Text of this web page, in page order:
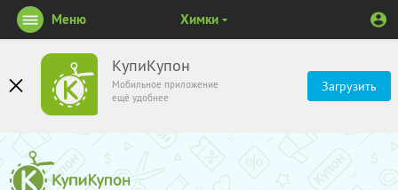
КупиКупон
Мобильное приложение
ещё удобнее
Загрузить
Меню Химки